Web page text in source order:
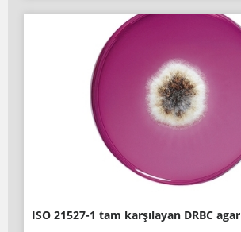
ISO 21527-1 tam karşılayan DRBC agar